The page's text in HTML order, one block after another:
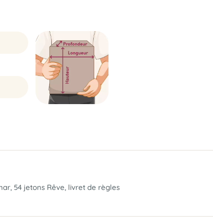
54 jetons Rêve, livret de règles